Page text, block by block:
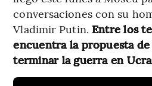
conversaciones con su
Vladimir Putin. Entre los
encuentra la propuesta
terminar la guerra en